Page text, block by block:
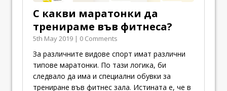
С какви маратонки да
тренираме във фитнеса?
5th May 2019 | 0 Comments
За различните видове спорт имат различни
типове маратонки. По тази логика, би
следвало да има и специални обувки за
трениране във фитнес зала. Истината е, че в